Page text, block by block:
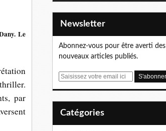
Le
par
Newsletter
Abonnez-vous pour être averti des
nouveaux articles publiés.
E
Catégories